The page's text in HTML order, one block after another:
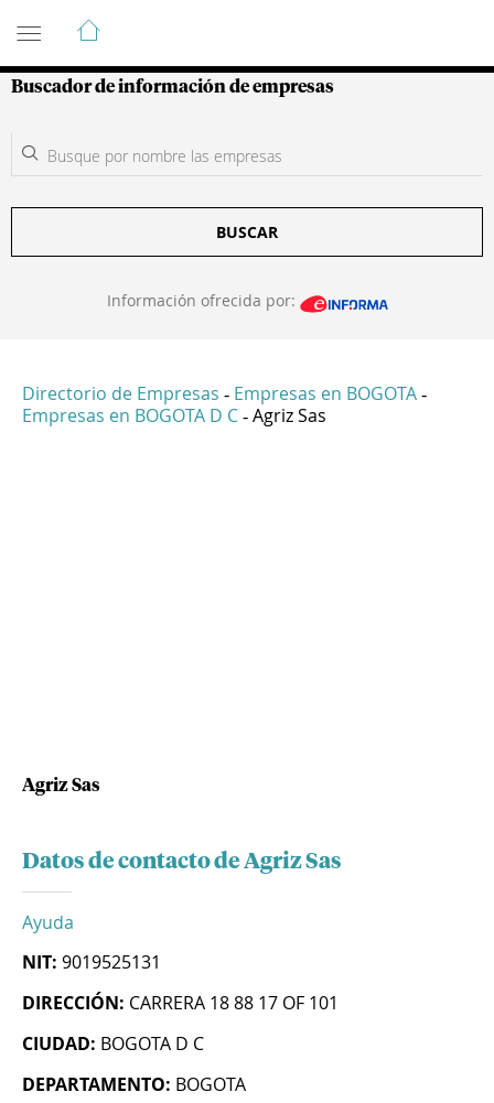
Guía de Empresas Colombianas
Buscador de información de empresas
BUSCAR
Información ofrecida por:
Directorio de Empresas - Empresas en BOGOTA -
Empresas en BOGOTA D C - Agriz Sas
Agriz Sas
Datos de contacto de Agriz Sas
Ayuda
NIT: 9019525131
DIRECCIÓN: CARRERA 18 88 17 OF 101
CIUDAD: BOGOTA D C
DEPARTAMENTO: BOGOTA